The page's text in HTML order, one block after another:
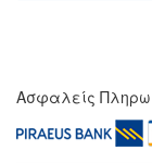
Ασφαλείς